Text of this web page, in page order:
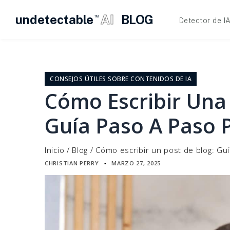
undetectable TM AI BLOG Detector de
contenido CONSEJOS ÚTILES SOBRE CONTENIDOS DE IA
Cómo Escribir
Guía Paso A
Inicio / Blog / Cómo escribir un post de blog:
CHRISTIAN PERRY ▪ MARZO 27, 2025